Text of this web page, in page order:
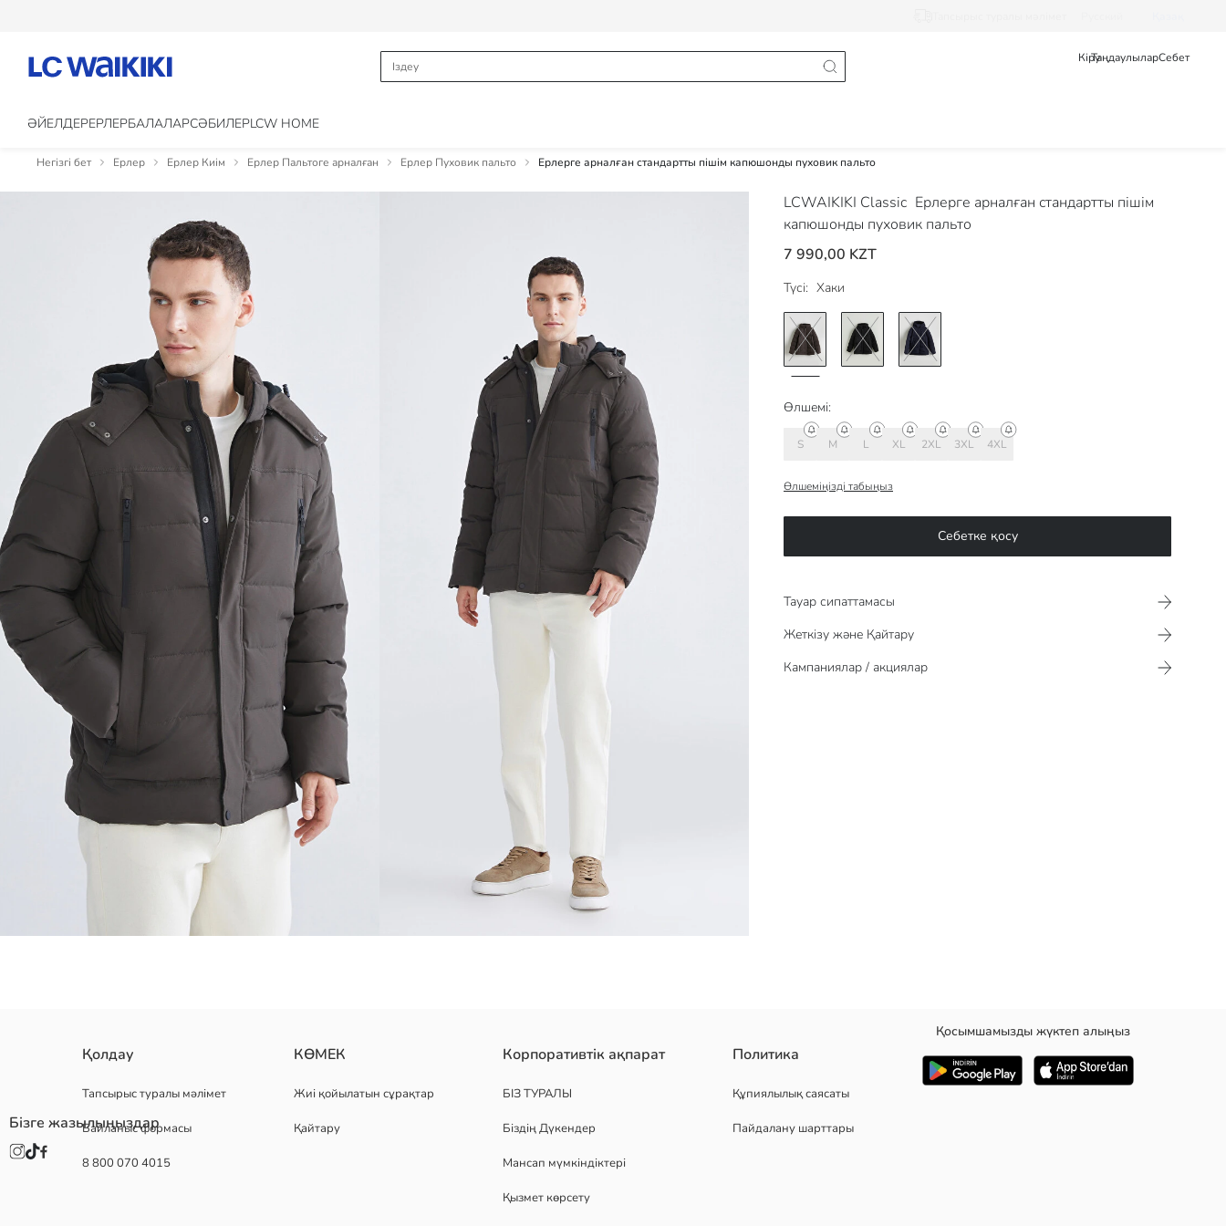
КіруТаңдаулыларСебет
ӘЙЕЛДЕРЕРЛЕРБАЛАЛАРCӘБИЛЕРLCW HOME
Негізгі бет Ерлер Ерлер Киім Ерлер Пальтоге арналған Ерлер Пуховик пальто Ерлерге арналған стандартты пішім капюшонды пуховик пальто
LCWAIKIKI Classic Ерлерге арналған стандартты пішім
капюшонды пуховик пальто
7 990,00 KZT
Түсі: Хаки
Өлшемі:
S M L XL 2XL 3XL 4XL
Өлшеміңізді табыңыз
Себетке қосу
Тауар сипаттамасы​​​​​
Жеткізу және Қайтару
Кампаниялар / акциялар
ерлерге арналған капюшоны және биік жағалы, сыдырма және түймелі пуховик пальто ұзын жеңді пальтода сыдырмалы кеуде қалталары және бүйір қалталары бар
1.Астары:
2.Астары:
Айшықтау:
Қолдау
Тапсырыс туралы мәлімет
Байланыс формасы
8 800 070 4015
КӨМЕК
Жиі қойылатын сұрақтар
Қайтару
Корпоративтік ақпарат
БІЗ ТУРАЛЫ
Біздің Дүкендер
Мансап мүмкіндіктері
Қызмет көрсету
Политика
Құпиялылық саясаты
Пайдалану шарттары
Қосымшамызды жүктеп алыңыз
Бізге жазылыңыздар